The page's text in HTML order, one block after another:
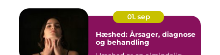
01. sep
Hæshed: Årsager, diagnose
og behandling